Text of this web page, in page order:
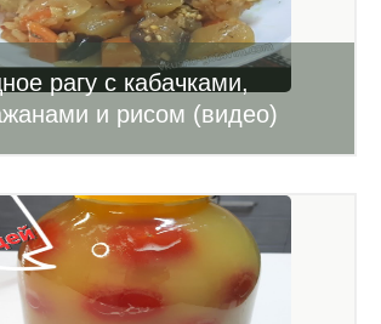
рагу с кабачками,
и рисом (видео)